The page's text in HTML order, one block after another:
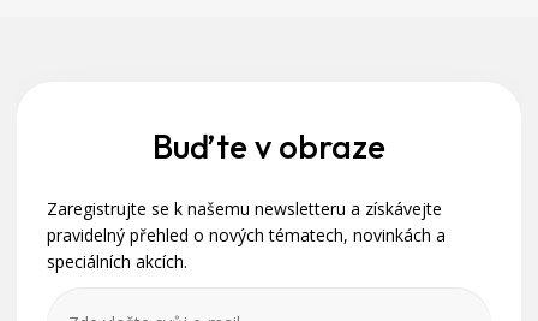
Buďte v obraze
Zaregistrujte se k našemu newsletteru a získávejte
pravidelný přehled o nových tématech, novinkách a
speciálních akcích.